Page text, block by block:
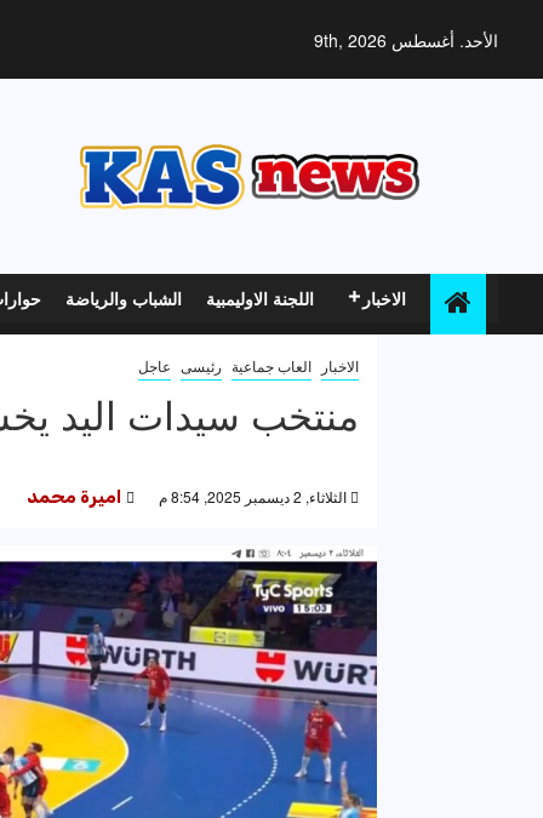
الأحد. أغسطس 9th, 2026
الاخبار اللجنة الاوليمبية الشباب والرياضة
الاخبار العاب جماعية رئيسى عاجل
منتخب سيدات اليد
الثلاثاء, 2 ديسمبر 2025, 8:54 م اميرة محمد